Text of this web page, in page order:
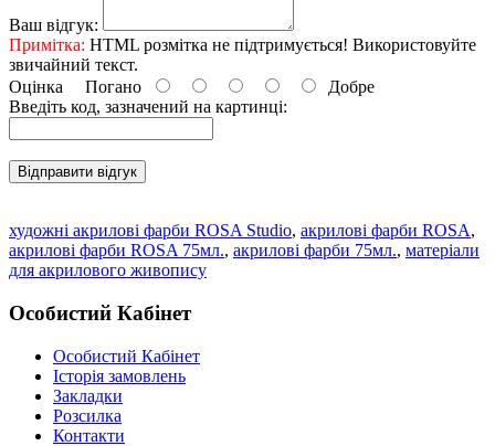
Ваш відгук:
Примітка: HTML розмітка не підтримується! Використовуйте
звичайний текст.
Оцінка Погано
Добре
Введіть код, зазначений на картинці:
Відправити відгук
художні акрилові фарби ROSA Studio, акрилові фарби ROSA,
акрилові фарби ROSA 75мл., акрилові фарби 75мл., матеріали
для акрилового живопису
Особистий Кабінет
Особистий Кабінет
Історія замовлень
Закладки
Розсилка
Контакти